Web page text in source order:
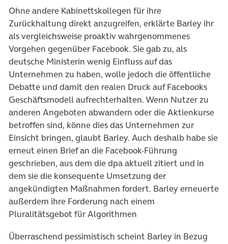
Ohne andere Kabinettskollegen für ihre
Zurückhaltung direkt anzugreifen, erklärte Barley ihr
als vergleichsweise proaktiv wahrgenommenes
Vorgehen gegenüber Facebook. Sie gab zu, als
deutsche Ministerin wenig Einfluss auf das
Unternehmen zu haben, wolle jedoch die öffentliche
Debatte und damit den realen Druck auf Facebooks
Geschäftsmodell aufrechterhalten. Wenn Nutzer zu
anderen Angeboten abwandern oder die Aktienkurse
betroffen sind, könne dies das Unternehmen zur
Einsicht bringen, glaubt Barley. Auch deshalb habe sie
erneut einen Brief an die Facebook-Führung
geschrieben, aus dem die dpa aktuell zitiert und in
dem sie die konsequente Umsetzung der
angekündigten Maßnahmen fordert. Barley erneuerte
außerdem ihre Forderung nach einem
Pluralitätsgebot für Algorithmen
Überraschend pessimistisch scheint Barley in Bezug